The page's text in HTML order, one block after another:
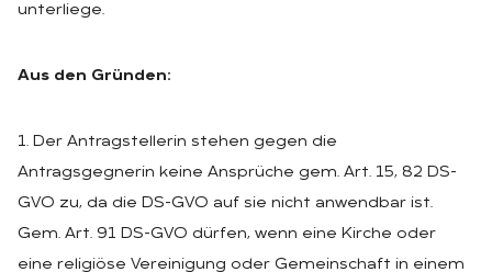
unterliege.
Aus den Gründen:
1. Der Antragstellerin stehen gegen die
Antragsgegnerin keine Ansprüche gem. Art. 15, 82 DS-
GVO zu, da die DS-GVO auf sie nicht anwendbar ist.
Gem. Art. 91 DS-GVO dürfen, wenn eine Kirche oder
eine religiöse Vereinigung oder Gemeinschaft in einem